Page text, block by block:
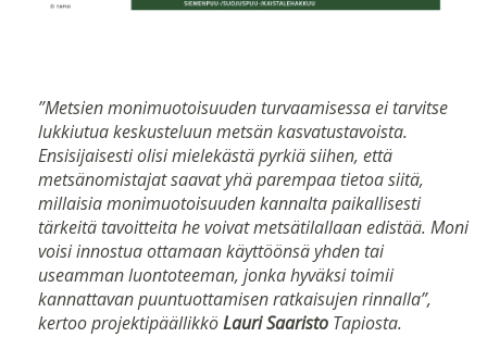
”Metsien monimuotoisuuden turvaamisessa ei tarvitse
lukkiutua keskusteluun metsän kasvatustavoista.
Ensisijaisesti olisi mielekästä pyrkiä siihen, että
metsänomistajat saavat yhä parempaa tietoa siitä,
millaisia monimuotoisuuden kannalta paikallisesti
tärkeitä tavoitteita he voivat metsätilallaan edistää. Moni
voisi innostua ottamaan käyttöönsä yhden tai
useamman luontoteeman, jonka hyväksi toimii
kannattavan puuntuottamisen ratkaisujen rinnalla”,
kertoo projektipäällikköLauri Saaristo Tapiosta.